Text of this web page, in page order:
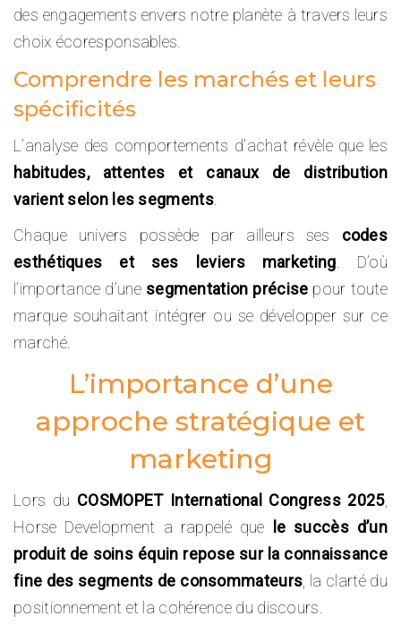
des engagements envers notre planète à travers leurs
choix écoresponsables.
Comprendre les marchés et leurs
spécificités
L’analyse des comportements d’achat révèle que les
habitudes, attentes et canaux de distribution
varient selon les segments.
Chaque univers possède par ailleurs ses codes
esthétiques et ses leviers marketing . D’où
l’importance d’une segmentation précise pour toute
marque souhaitant intégrer ou se développer sur ce
marché.
L’importance d’une
approche stratégique et
marketing
Lors du COSMOPET International Congress 2025,
Horse Development a rappelé que
le succès d’un
produit de soins équin repose sur la connaissance
fine des segments de consommateurs , la clarté du
positionnement et la cohérence du discours.